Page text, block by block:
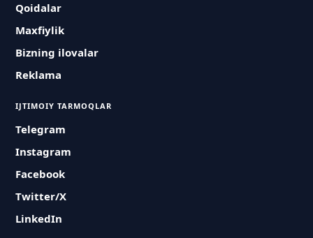
Qoidalar
Maxfiylik
Bizning ilovalar
Reklama
IJTIMOIY TARMOQLAR
Telegram
Instagram
Facebook
Twitter/X
LinkedIn